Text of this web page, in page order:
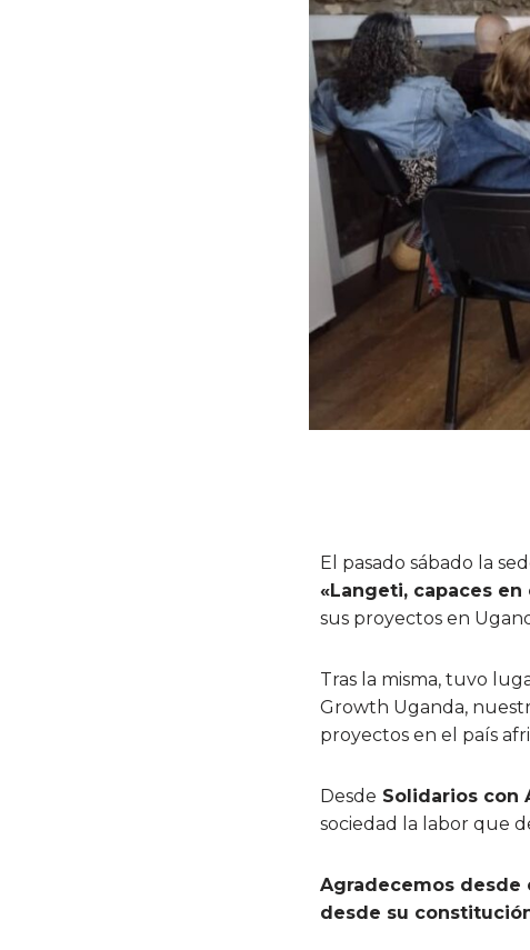
El pasado sábado la
«Langeti, capaces en
sus proyectos en
Tras la misma, tuvo
Growth Uganda,
proyectos en el país
Desde Solidarios con
sociedad la labor que
Agradecemos desde
desde su